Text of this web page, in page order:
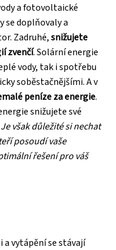
a fotovoltaické
se doplňovaly a
Zadruhé,snižujete
zvenčí. Solární energie
vody, tak i spotřebu
soběstačnějšími. A v
peníze za energie.
snižujete své
Je však důležité si nechat
posoudí vaše
řešení pro váš
vytápění se stávají